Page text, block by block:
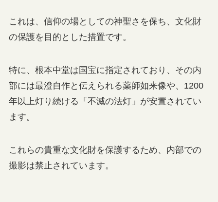
これは、信仰の場としての神聖さを保ち、文化財
の保護を目的とした措置です。
特に、根本中堂は国宝に指定されており、その内
部には最澄自作と伝えられる薬師如来像や、1200
年以上灯り続ける「不滅の法灯」が安置されてい
ます。
これらの貴重な文化財を保護するため、内部での
撮影は禁止されています。